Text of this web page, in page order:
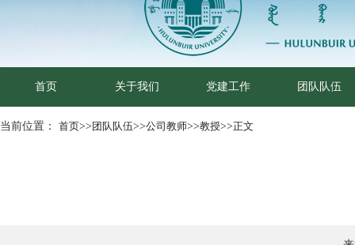
首页 关于我们 党建工作 团队队伍
当前位置： 首页>> 团队队伍>>公司教师>>教授>>正文